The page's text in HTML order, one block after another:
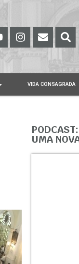
VIDA CONSAGRADA
UMA